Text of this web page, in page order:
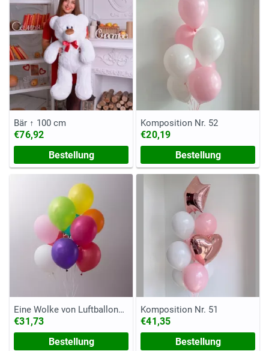
Bär ↑ 100 cm
€76,92
Bestellung
Komposition Nr. 52
€20,19
Bestellung
Eine Wolke von Luftballons
"Gute Laune"
€31,73
Bestellung
Komposition Nr. 51
€41,35
Bestellung